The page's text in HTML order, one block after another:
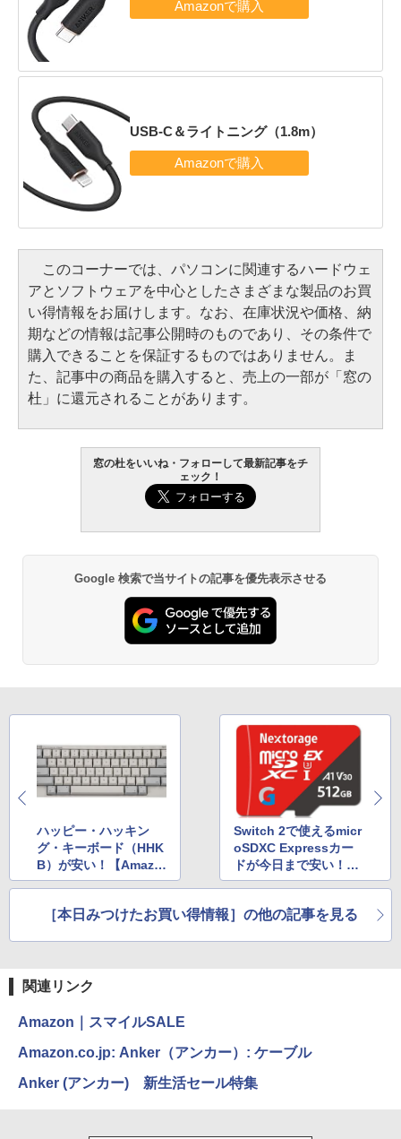
USB-C＆ライトニング（1.8m）
このコーナーでは、パソコンに関連するハードウェ
アとソフトウェアを中心としたさまざまな製品のお買
い得情報をお届けします。なお、在庫状況や価格、納
期などの情報は記事公開時のものであり、その条件で
購入できることを保証するものではありません。ま
た、記事中の商品を購入すると、売上の一部が「窓の
杜」に還元されることがあります。
窓の杜をいいね・フォローして最新記事をチ
ェック！
Google 検索で当サイトの記事を優先表示させる
ハッピー・ハッキン
グ・キーボード（HHK
B）が安い！【Amazo
n新生活セールFinal】
Switch 2で使えるmicr
oSDXC Expressカー
ドが今日まで安い！12
8GB～512GBが最大3
生活セールFinal】
［本日みつけたお買い得情報］の他の記事を見る
関連リンク
Amazon｜スマイルSALE
Amazon.co.jp: Anker（アンカー）: ケーブル
Anker (アンカー) 新生活セール特集